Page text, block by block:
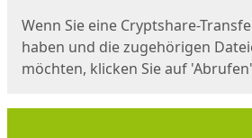
Wenn Sie eine Cryptshare-
haben und die zugehörigen
möchten, klicken Sie auf